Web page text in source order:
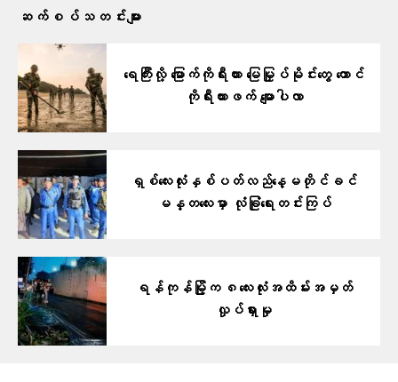
ဆက်စပ်သတင်းများ
ရေကြီးလို့ မြောက်ကိုရီးယား မြေမြှုပ်မိုင်းတွေ တောင်
ကိုရီးယားဖက် မျောပါလာ
ရှစ်လေးလုံးနှစ်ပတ်လည်နေ့မတိုင်ခင်
မန္တလေးမှာ လုံခြုံရေးတင်းကြပ်
ရန်ကုန်မြို့က ၈လေးလုံးအထိမ်းအမှတ်
လှုပ်ရှားမှု